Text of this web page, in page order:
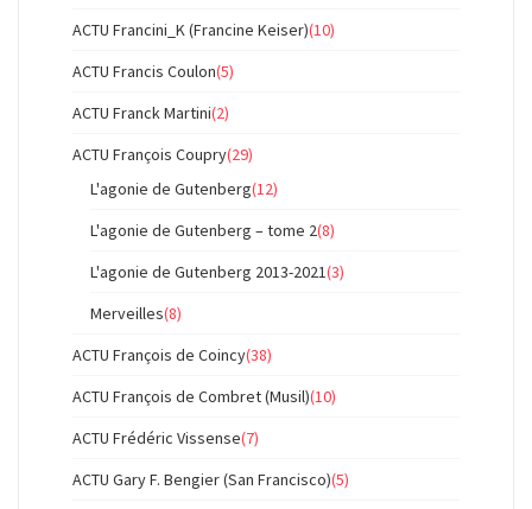
ACTU Francini_K (Francine Keiser)(10)
ACTU Francis Coulon(5)
ACTU Franck Martini(2)
ACTU François Coupry(29)
L'agonie de Gutenberg(12)
L'agonie de Gutenberg – tome 2(8)
L'agonie de Gutenberg 2013-2021(3)
Merveilles(8)
ACTU François de Coincy(38)
ACTU François de Combret (Musil)(10)
ACTU Frédéric Vissense(7)
ACTU Gary F. Bengier (San Francisco)(5)